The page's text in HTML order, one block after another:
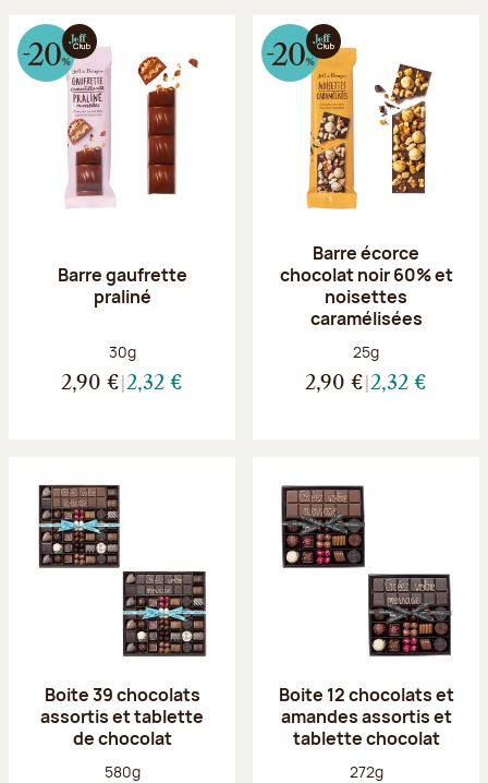
Barre gaufrette
praliné
Poids net :
30g
2,90 € 2,32 €
Barre écorce
chocolat noir 60% et
noisettes
caramélisées
Poids net :
25g
2,90 € 2,32 €
Boite 39 chocolats
assortis et tablette
de chocolat
Poids net :
580g
Boite 12 chocolats et
amandes assortis et
tablette chocolat
Poids net :
272g